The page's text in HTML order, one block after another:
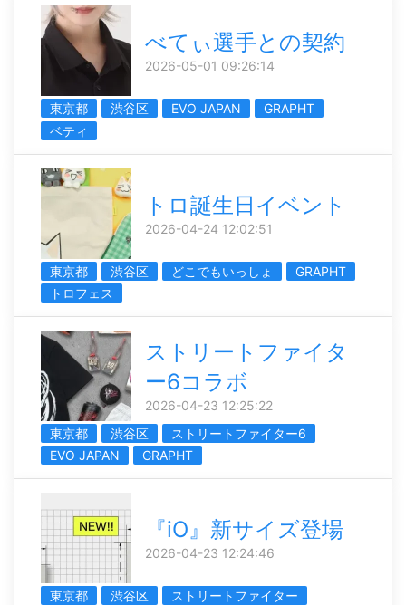
べてぃ選手との契約
2026-05-01 09:26:14
東京都 渋谷区 EVO JAPAN
GRAPHT
ベティ
トロ誕生日イベント
2026-04-24 12:02:51
東京都 渋谷区 どこでもいっしょ
GRAPHT
トロフェス
ストリートファイタ
ー6コラボ
2026-04-23 12:25:22
東京都
渋谷区
ストリートファイター6
EVO JAPAN
GRAPHT
『iO』新サイズ登場
2026-04-23 12:24:46
東京都 渋谷区
ストリートファイター